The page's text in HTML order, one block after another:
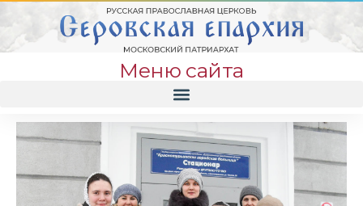
Меню сайта